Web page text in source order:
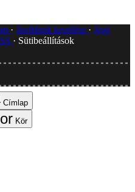
Javítások kezelése
Jogi
Sütibeállítások
Címlap
Kör